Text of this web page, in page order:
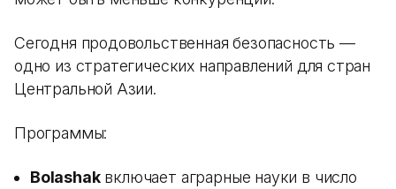
Сегодня продовольственная безопасность —
одно из стратегических направлений для стран
Центральной Азии.
Программы:
Bolashakвключает аграрные науки в число